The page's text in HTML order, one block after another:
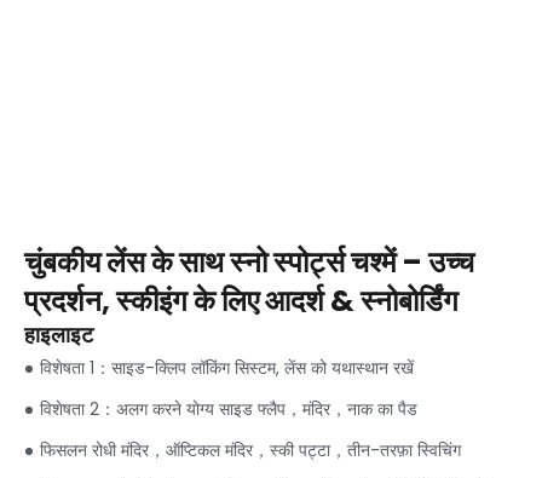
चुंबकीय लेंस के साथ स्नो स्पोर्ट्स चश्में – उच्च
प्रदर्शन, स्कीइंग के लिए आदर्श & स्नोबोर्डिंग
हाइलाइट
विशेषता 1：साइड-क्लिप लॉकिंग सिस्टम, लेंस को यथास्थान रखें
विशेषता 2：अलग करने योग्य साइड फ्लैप，मंदिर，नाक का पैड
फिसलन रोधी मंदिर，ऑप्टिकल मंदिर，स्की पट्टा，तीन-तरफ़ा स्विचिंग